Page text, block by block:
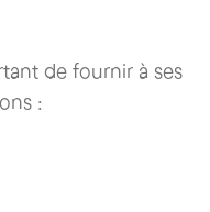
de fournir à ses
: